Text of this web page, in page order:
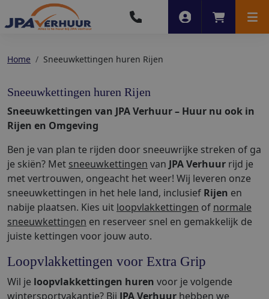
Account
Home Sneeuwkettingen huren Rijen
Sneeuwkettingen huren Rijen
Sneeuwkettingen van JPA Verhuur – Huur nu ook in
Rijen en Omgeving
Ben je van plan te rijden door sneeuwrijke streken of ga
je skiën? Met sneeuwkettingen van JPA Verhuur rijd je
met vertrouwen, ongeacht het weer! Wij leveren onze
sneeuwkettingen in het hele land, inclusief Rijen en
nabije plaatsen. Kies uit loopvlakkettingen of normale
sneeuwkettingen en reserveer snel en gemakkelijk de
juiste kettingen voor jouw auto.
Loopvlakkettingen voor Extra Grip
Wil je loopvlakkettingen huren voor je volgende
wintersportvakantie? Bij JPA Verhuur hebben we